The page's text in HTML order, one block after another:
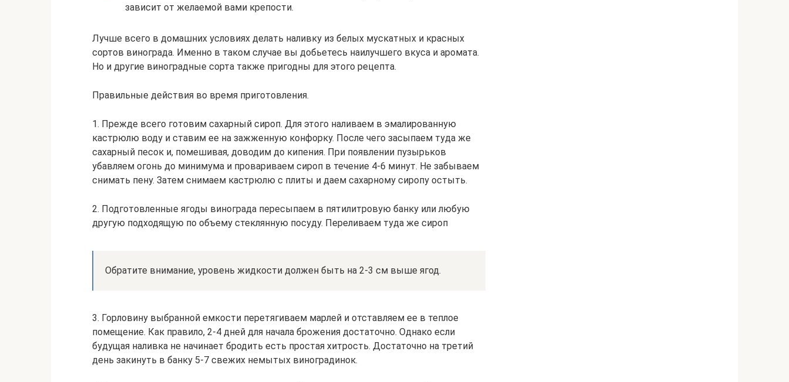
зависит от желаемой вами крепости.
Лучше всего в домашних условиях делать наливку из белых мускатных и красных
сортов винограда. Именно в таком случае вы добьетесь наилучшего вкуса и аромата.
Но и другие виноградные сорта также пригодны для этого рецепта.
Правильные действия во время приготовления.
1. Прежде всего готовим сахарный сироп. Для этого наливаем в эмалированную
кастрюлю воду и ставим ее на зажженную конфорку. После чего засыпаем туда же
сахарный песок и, помешивая, доводим до кипения. При появлении пузырьков
убавляем огонь до минимума и провариваем сироп в течение 4-6 минут. Не забываем
снимать пену. Затем снимаем кастрюлю с плиты и даем сахарному сиропу остыть.
2. Подготовленные ягоды винограда пересыпаем в пятилитровую банку или любую
другую подходящую по объему стеклянную посуду. Переливаем туда же сироп
Обратите внимание, уровень жидкости должен быть на 2-3 см выше ягод.
3. Горловину выбранной емкости перетягиваем марлей и отставляем ее в теплое
помещение. Как правило, 2-4 дней для начала брожения достаточно. Однако если
будущая наливка не начинает бродить есть простая хитрость. Достаточно на третий
день закинуть в банку 5-7 свежих немытых виноградинок.